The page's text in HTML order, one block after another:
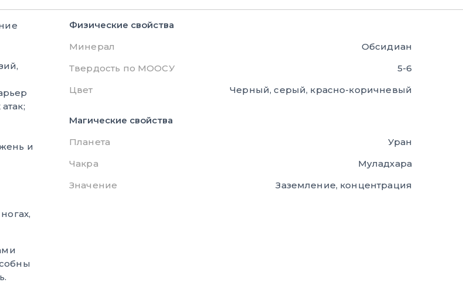
и
Физические свойства
Минерал
Обсидиан
Твердость по МООСУ
5-6
Цвет
Черный, серый, красно-коричневый
Магические свойства
Планета
Уран
Чакра
Муладхара
Значение
Заземление, концентрация